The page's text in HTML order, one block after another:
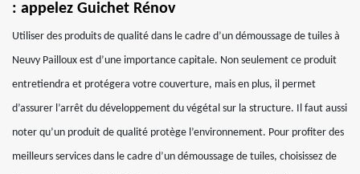
: appelez Guichet Rénov
Utiliser des produits de qualité dans le cadre d’un démoussage de tuiles à
Neuvy Pailloux est d’une importance capitale. Non seulement ce produit
entretiendra et protégera votre couverture, mais en plus, il permet
d’assurer l’arrêt du développement du végétal sur la structure. Il faut aussi
noter qu’un produit de qualité protège l’environnement. Pour profiter des
meilleurs services dans le cadre d’un démoussage de tuiles, choisissez de